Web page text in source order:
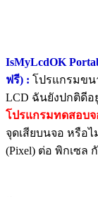
IsMyLcdOK
ฟรี) : โปรแกรมขน
LCD ฉันยังปกติดี
โปรแกรมทดสอบจ
จุดเสียบนจอ หรือ
(Pixel) ต่อ พิกเซล